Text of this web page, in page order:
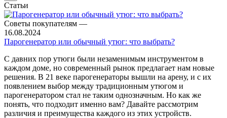
Статьи
Советы покупателям —
16.08.2024
Парогенератор или обычный утюг: что выбрать?
С давних пор утюги были незаменимым инструментом в
каждом доме, но современный рынок предлагает нам новые
решения. В 21 веке парогенераторы вышли на арену, и с их
появлением выбор между традиционным утюгом и
парогенератором стал не таким однозначным. Но как же
понять, что подходит именно вам? Давайте рассмотрим
различия и преимущества каждого из этих устройств.